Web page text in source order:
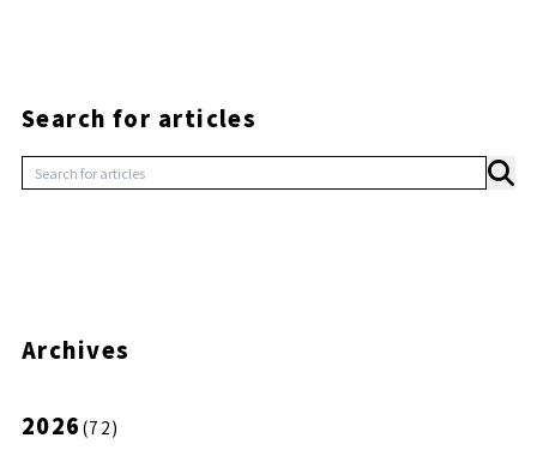
Search for articles
Archives
2026 (72)